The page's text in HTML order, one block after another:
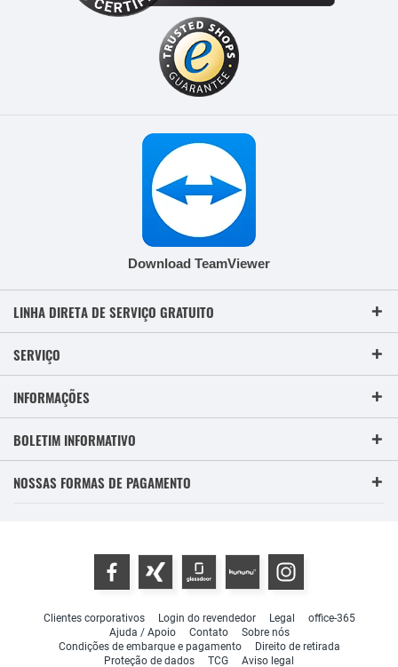
Download TeamViewer
LINHA DIRETA DE SERVIÇO GRATUITO
SERVIÇO
INFORMAÇÕES
BOLETIM INFORMATIVO
NOSSAS FORMAS DE PAGAMENTO
Clientes corporativos Login do revendedor Legal
office-365
Ajuda / Apoio
Contato
Sobre nós
Condições de embarque e pagamento
Direito de retirada
Proteção de dados
TCG Aviso legal